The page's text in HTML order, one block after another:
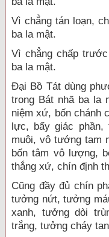
Vì chẳng tán loạn,
ba la mật.
Vì chẳng chấp
ba la mật.
Đại Bồ Tát dùng
trong Bát nhã ba la
niệm xứ, bốn chánh
lực, bẩy giác phần,
muội, vô tướng tam
bốn tâm vô lượng,
thắng xứ, chín định
Cũng đầy đủ chín
tưởng nứt, tưởng
xanh, tưởng dòi
trắng, tưởng cháy